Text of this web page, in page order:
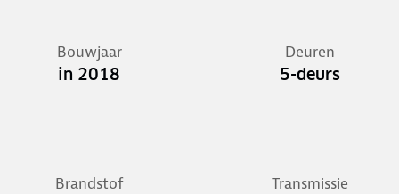
Bouwjaar
in 2018
Deuren
5-deurs
Brandstof Transmissie